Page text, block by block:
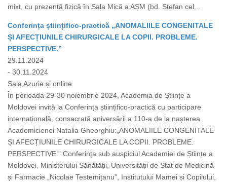
mixt, cu prezență fizică în Sala Mică a AȘM (bd. Stefan cel...
Conferința științifico-practică „ANOMALIILE CONGENITALE
ȘI AFECȚIUNILE CHIRURGICALE LA COPII. PROBLEME.
PERSPECTIVE.”
29.11.2024
- 30.11.2024
Sala Azurie și online
În perioada 29-30 noiembrie 2024, Academia de Științe a
Moldovei invită la Conferința științifico-practică cu participare
internațională, consacrată aniversării a 110-a de la nașterea
Academicienei Natalia Gheorghiu:„ANOMALIILE CONGENITALE
ȘI AFECȚIUNILE CHIRURGICALE LA COPII. PROBLEME.
PERSPECTIVE.” Conferința sub auspiciul Academiei de Științe a
Moldovei, Ministerului Sănătății, Universității de Stat de Medicină
și Farmacie „Nicolae Testemițanu”, Institutului Mamei și Copilului,